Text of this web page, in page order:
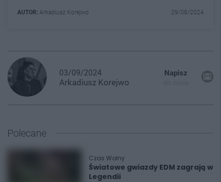
AUTOR: Arkadiusz Korejwo 29/08/2024
03/09/2024
Arkadiusz Korejwo
Napisz
Polecane
Czas Wolny
Światowe gwiazdy EDM zagrają w
Legendii